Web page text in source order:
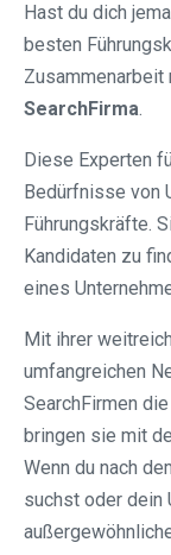
Hast du dich
besten
SearchFirma.
Diese Experten
Bedürfnisse von
Führungskräfte.
Kandidaten zu
eines
Mit ihrer
umfangreichen
SearchFirmen
bringen sie mit
Wenn du nach
suchst oder dein